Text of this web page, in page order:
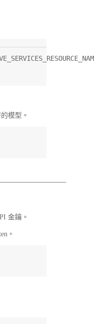
模型。
金鑰。
。